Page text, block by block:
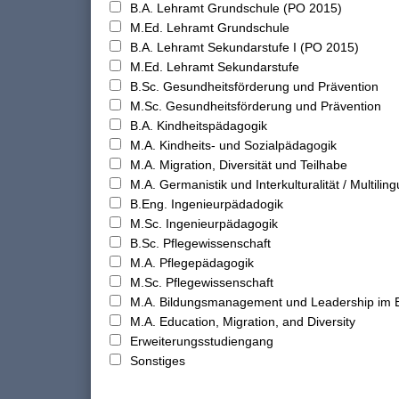
B.A. Lehramt Grundschule (PO 2015)
M.Ed. Lehramt Grundschule
B.A. Lehramt Sekundarstufe I (PO 2015)
M.Ed. Lehramt Sekundarstufe
B.Sc. Gesundheitsförderung und Prävention
M.Sc. Gesundheitsförderung und Prävention
B.A. Kindheitspädagogik
M.A. Kindheits- und Sozialpädagogik
M.A. Migration, Diversität und Teilhabe
M.A. Germanistik und Interkulturalität /
B.Eng. Ingenieurpädadogik
M.Sc. Ingenieurpädagogik
B.Sc. Pflegewissenschaft
M.A. Pflegepädagogik
M.Sc. Pflegewissenschaft
M.A. Bildungsmanagement und Leadership im
M.A. Education, Migration, and Diversity
Erweiterungsstudiengang
Sonstiges